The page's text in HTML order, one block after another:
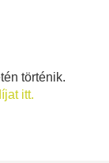
történik.
itt.